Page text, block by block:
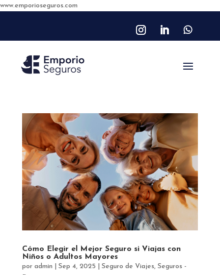
www.emporioseguros.com
Cómo Elegir el Mejor Seguro si Viajas con
Niños o Adultos Mayores
por admin Sep 4, 2025 Seguro de Viajes, Seguros -